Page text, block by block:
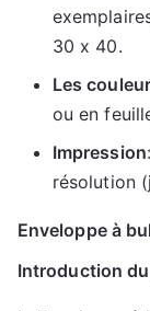
30 x 40.
Les
ou en
Impression
résolution
Enveloppe à
Introduction